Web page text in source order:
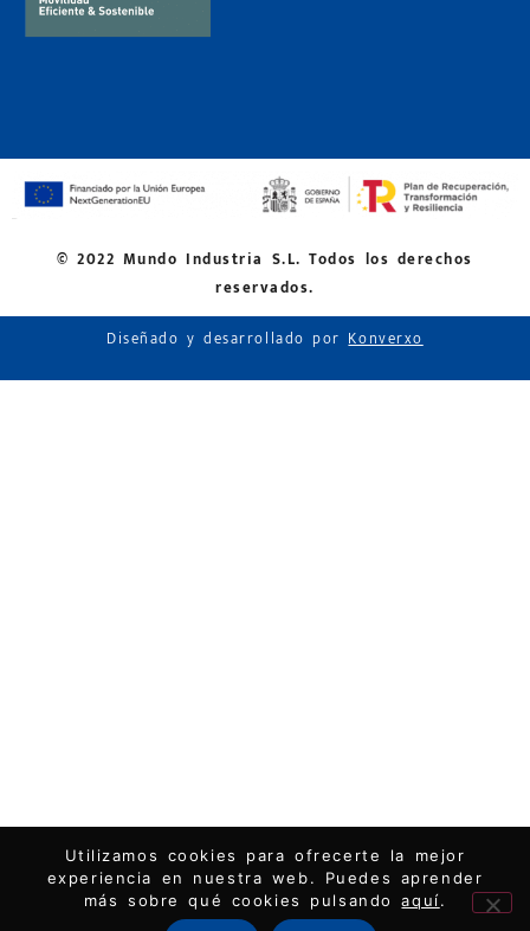
© 2022 Mundo Industria S.L. Todos los derechos
reservados.
Diseñado y desarrollado porKonverxo
Utilizamos cookies para ofrecerte la mejor
experiencia en nuestra web. Puedes aprender
más sobre qué cookies pulsandoaquí.